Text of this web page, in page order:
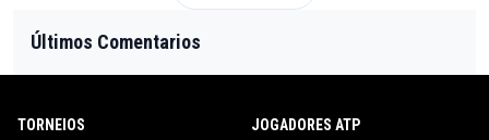
Últimos Comentarios
TORNEIOS JOGADORES ATP